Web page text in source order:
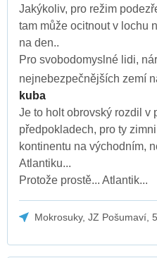
Jakýkoliv, pro režim
tam může ocitnout v lochu
na den..
Pro svobodomyslné lidi,
nejnebezpečnějších zemí
kuba
Je to holt obrovský rozdil v
předpokladech, pro ty
kontinentu na východním,
Atlantiku...
Protože prostě... Atlantik...
Mokrosuky, JZ Pošumaví,